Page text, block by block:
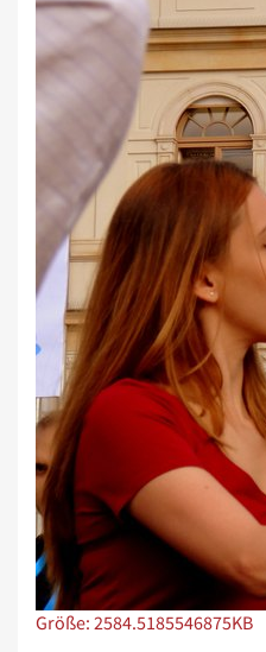
Zeige Bild in voller Größe…
Größe: 2584.5185546875KB